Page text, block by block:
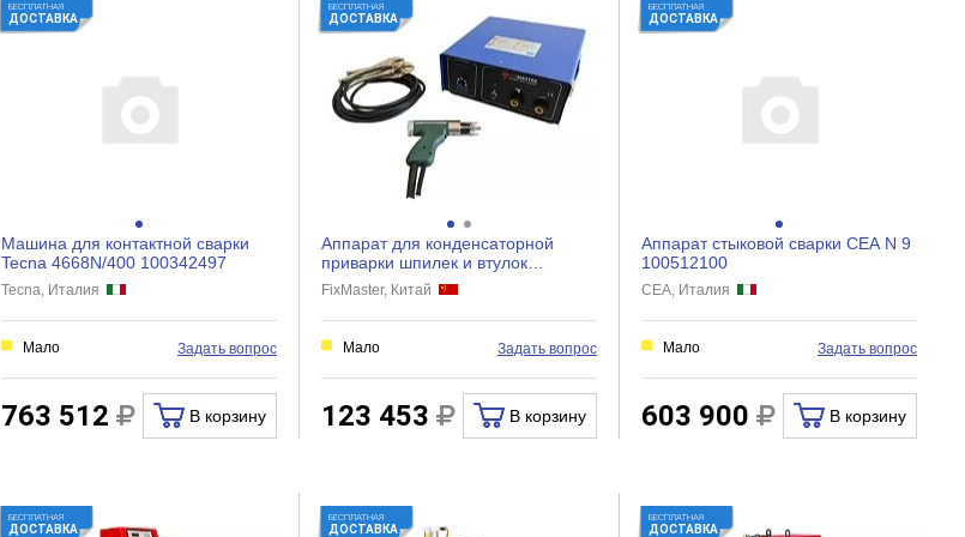
БЕСПЛАТНАЯ
ДОСТАВКА
Машина для контактной сварки
Tecna 4668N/400 100342497
Tecna, Италия
Мало Задать вопрос
763 512 В корзину
БЕСПЛАТНАЯ
ДОСТАВКА
Аппарат для конденсаторной
приварки шпилек и втулок
FixMaster Thunderbolt 2500 F...
FixMaster, Китай
Мало Задать вопрос
123 453 В корзину
БЕСПЛАТНАЯ
ДОСТАВКА
Аппарат стыковой сварки CEA N 9
100512100
CEA, Италия
Мало Задать вопрос
603 900 В корзину
БЕСПЛАТНАЯ
ДОСТАВКА
БЕСПЛАТНАЯ
ДОСТАВКА
БЕСПЛАТНАЯ
ДОСТАВКА